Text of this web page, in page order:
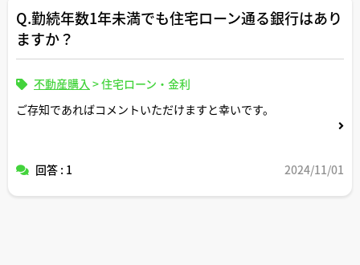
Q.勤続年数1年未満でも住宅ローン通る銀行はあり
ますか？
不動産購入 >住宅ローン・金利
ご存知であればコメントいただけますと幸いです。
回答 : 1 2024/11/01